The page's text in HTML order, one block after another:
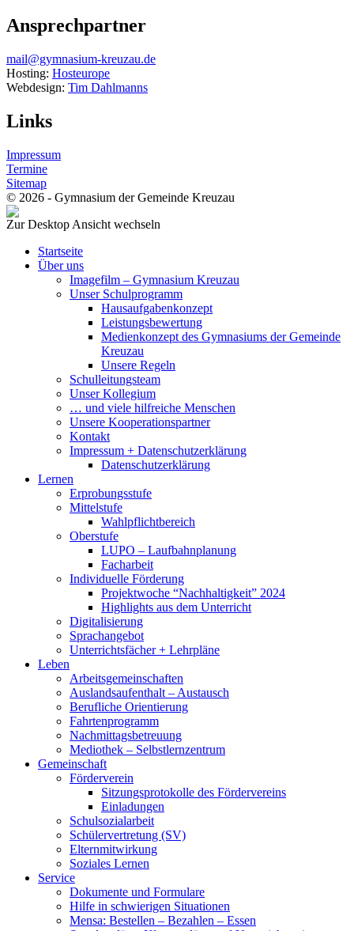
Ansprechpartner
mail@gymnasium-kreuzau.de
Hosting: Hosteurope
Webdesign: Tim Dahlmanns
Links
Impressum
Termine
Sitemap
© 2026 - Gymnasium der Gemeinde Kreuzau
Zur Desktop Ansicht wechseln
Startseite
Über uns
Imagefilm – Gymnasium Kreuzau
Unser Schulprogramm
Hausaufgabenkonzept
Leistungsbewertung
Medienkonzept des Gymnasiums der Gemeinde
Kreuzau
Unsere Regeln
Schulleitungsteam
Unser Kollegium
… und viele hilfreiche Menschen
Unsere Kooperationspartner
Kontakt
Impressum + Datenschutzerklärung
Datenschutzerklärung
Lernen
Erprobungsstufe
Mittelstufe
Wahlpflichtbereich
Oberstufe
LUPO – Laufbahnplanung
Facharbeit
Individuelle Förderung
Projektwoche “Nachhaltigkeit” 2024
Highlights aus dem Unterricht
Digitalisierung
Sprachangebot
Unterrichtsfächer + Lehrpläne
Leben
Arbeitsgemeinschaften
Auslandsaufenthalt – Austausch
Berufliche Orientierung
Fahrtenprogramm
Nachmittagsbetreuung
Mediothek – Selbstlernzentrum
Gemeinschaft
Förderverein
Sitzungsprotokolle des Fördervereins
Einladungen
Schulsozialarbeit
Schülervertretung (SV)
Elternmitwirkung
Soziales Lernen
Service
Dokumente und Formulare
Hilfe in schwierigen Situationen
Mensa: Bestellen – Bezahlen – Essen